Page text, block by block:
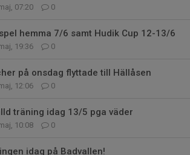
07:20 0
hemma 7/6 samt Hudik Cup 12-13/6
19:36 0
på onsdag flyttade till Hällåsen
12:06 0
träning idag 13/5 pga väder
10:08 0
idag på Badvallen!